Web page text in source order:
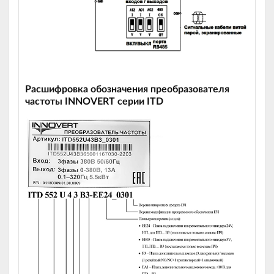
Расшифровка обозначения преобразователя
частоты INNOVERT серии ITD